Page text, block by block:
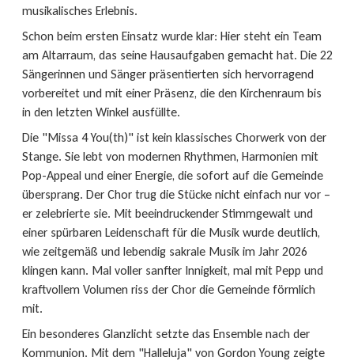
musikalisches Erlebnis.
Schon beim ersten Einsatz wurde klar: Hier steht ein Team
am Altarraum, das seine Hausaufgaben gemacht hat. Die 22
Sängerinnen und Sänger präsentierten sich hervorragend
vorbereitet und mit einer Präsenz, die den Kirchenraum bis
in den letzten Winkel ausfüllte.
Die "Missa 4 You(th)" ist kein klassisches Chorwerk von der
Stange. Sie lebt von modernen Rhythmen, Harmonien mit
Pop-Appeal und einer Energie, die sofort auf die Gemeinde
übersprang. Der Chor trug die Stücke nicht einfach nur vor –
er zelebrierte sie. Mit beeindruckender Stimmgewalt und
einer spürbaren Leidenschaft für die Musik wurde deutlich,
wie zeitgemäß und lebendig sakrale Musik im Jahr 2026
klingen kann. Mal voller sanfter Innigkeit, mal mit Pepp und
kraftvollem Volumen riss der Chor die Gemeinde förmlich
mit.
Ein besonderes Glanzlicht setzte das Ensemble nach der
Kommunion. Mit dem "Halleluja" von Gordon Young zeigte